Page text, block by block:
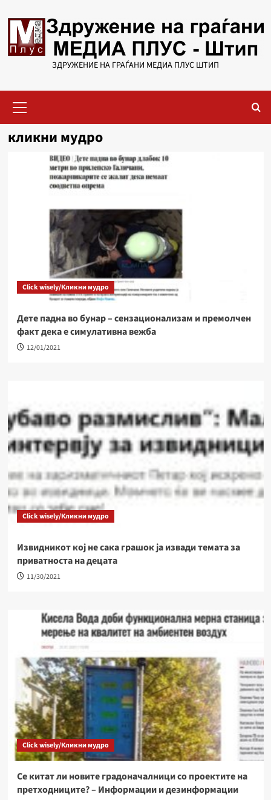
to
content
ЗДРУЖЕНИЕ НА ГРАЃАНИ МЕДИА ПЛУС ШТИП
Menu
кликни мудро
Click wisely/Кликни мудро
Дете падна во бунар – сензационализам и премолчен
факт дека е симулативна вежба
12/01/2021
Click wisely/Кликни мудро
Извидникот кој не сака грашок ја извади темата за
приватноста на децата
11/30/2021
Click wisely/Кликни мудро
Се китат ли новите градоначалници со проектите на
претходниците? – Информации и дезинформации